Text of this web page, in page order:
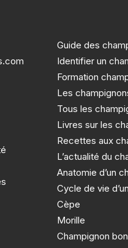
Guide des
Identifier un
Formation
Les
Tous les
Livres sur les
Recettes aux
L’actualité du
Anatomie d’un
Cycle de vie
Cèpe
Morille
Champignon